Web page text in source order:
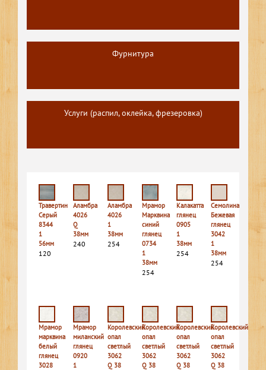
Фурнитура
Услуги (распил, оклейка, фрезеровка)
Травертин
Серый
8344
1
56мм
120
Аламбра
4026
Q
38мм
240
Аламбра
4026
1
38мм
254
Мрамор
Марквина
синий
глянец
0734
1
38мм
254
Калакатта
глянец
0905
1
38мм
254
Семолина
Бежевая
глянец
3042
1
38мм
254
Мрамор
марквина
белый
глянец
3028
Мрамор
миланский
глянец
0920
1
Королевский
опал
светлый
3062
Q 38
Королевский
опал
светлый
3062
Q 38
Королевский
опал
светлый
3062
Q 38
Королевский
опал
светлый
3062
Q 38